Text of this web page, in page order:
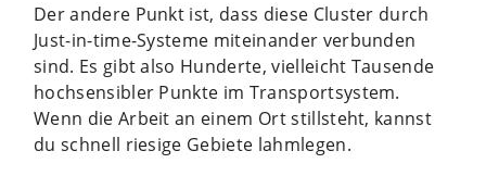
Der andere Punkt ist, dass diese Cluster durch
Just-in-time-Systeme mit­ein­ander verbunden
sind. Es gibt also Hunderte, vielleicht Tausende
hochsensibler Punkte im Transportsystem.
Wenn die Arbeit an einem Ort stillsteht, kannst
du schnell riesige Gebiete lahmlegen.